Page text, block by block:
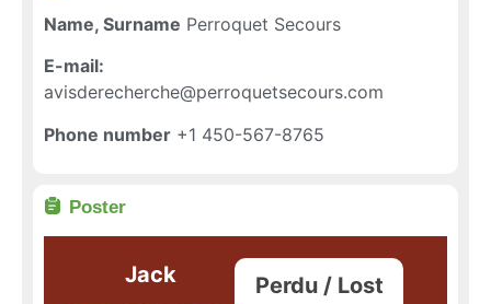
Name, Surname Perroquet Secours
E-mail:
avisderecherche@perroquetsecours.com
Phone number +1 450-567-8765
Poster
Jack Perdu / Lost